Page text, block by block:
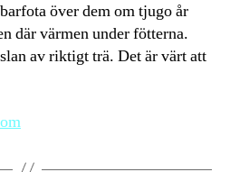
över dem om tjugo år
där värmen under fötterna.
av riktigt trä. Det är värt att